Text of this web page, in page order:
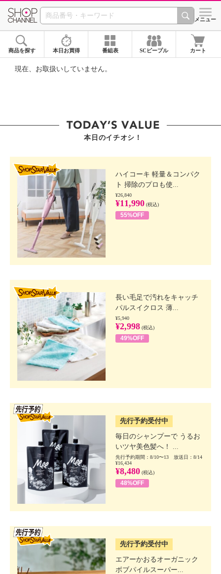
SHOP CHANNEL ショッ
メニュー
商品を探す 本日お買得 番組表 SCピープル カート
現在、お取扱いしていません。
本日のイチオシ！
ハイコーキ 軽量＆コンパク
ト 掃除のプロも使...
¥26,840
¥11,990 (税込)
55%OFF
長い毛足で汚れをキャッチ
パルスイクロス 薄...
¥5,940
¥2,998 (税込)
49%OFF
先行予約受付中
毎日のシャンプーで うるお
いツヤ美色髪へ！ ...
先行予約期間：8/10〜13 放送日：8/14
¥16,434
¥8,480 (税込)
48%OFF
先行予約受付中
エアーかおるオーガニック
ボブパイルスーパー...